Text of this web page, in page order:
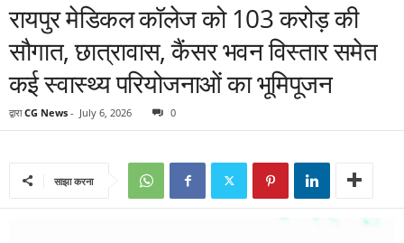
रायपुर मेडिकल कॉलेज को 103 करोड़ की
सौगात, छात्रावास, कैंसर भवन विस्तार समेत
कई स्वास्थ्य परियोजनाओं का भूमिपूजन
द्वारा CG News - July 6, 2026 0
साझा करना